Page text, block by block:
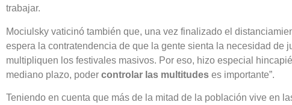
trabajar.
Mociulsky vaticinó también que, una vez finalizado el
espera la contratendencia de que la gente sienta la necesidad de
multipliquen los festivales masivos. Por eso, hizo especial
mediano plazo, poder controlar las multitudes es importante”.
Teniendo en cuenta que más de la mitad de la población vive en